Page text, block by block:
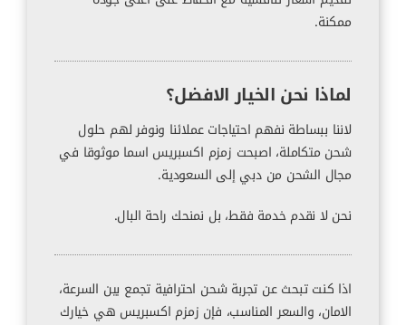
ممكنة.
لماذا نحن الخيار الافضل؟
لاننا ببساطة نفهم احتياجات عملائنا ونوفر لهم حلول
شحن متكاملة، اصبحت زمزم اكسبريس اسما موثوقا في
مجال الشحن من دبي إلى السعودية.
نحن لا نقدم خدمة فقط، بل نمنحك راحة البال.
اذا كنت تبحث عن تجربة شحن احترافية تجمع بين السرعة،
الامان، والسعر المناسب، فإن زمزم اكسبريس هي خيارك